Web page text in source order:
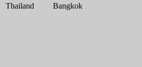
Thailand
Bangkok